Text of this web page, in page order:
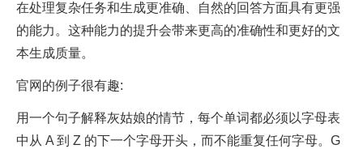
在处理复杂任务和生成更准确、自然的回答方面具有更强
的能力。这种能力的提升会带来更高的准确性和更好的文
本生成质量。
官网的例子很有趣:
用一个句子解释灰姑娘的情节，每个单词都必须以字母表
中从 A 到 Z 的下一个字母开头，而不能重复任何字母。G